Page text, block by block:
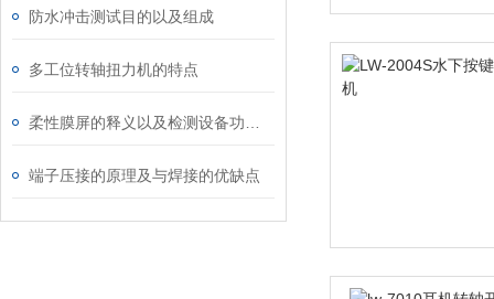
防水冲击测试目的以及组成
多工位转轴扭力机的特点
端子压接的原理及与焊接的优缺点